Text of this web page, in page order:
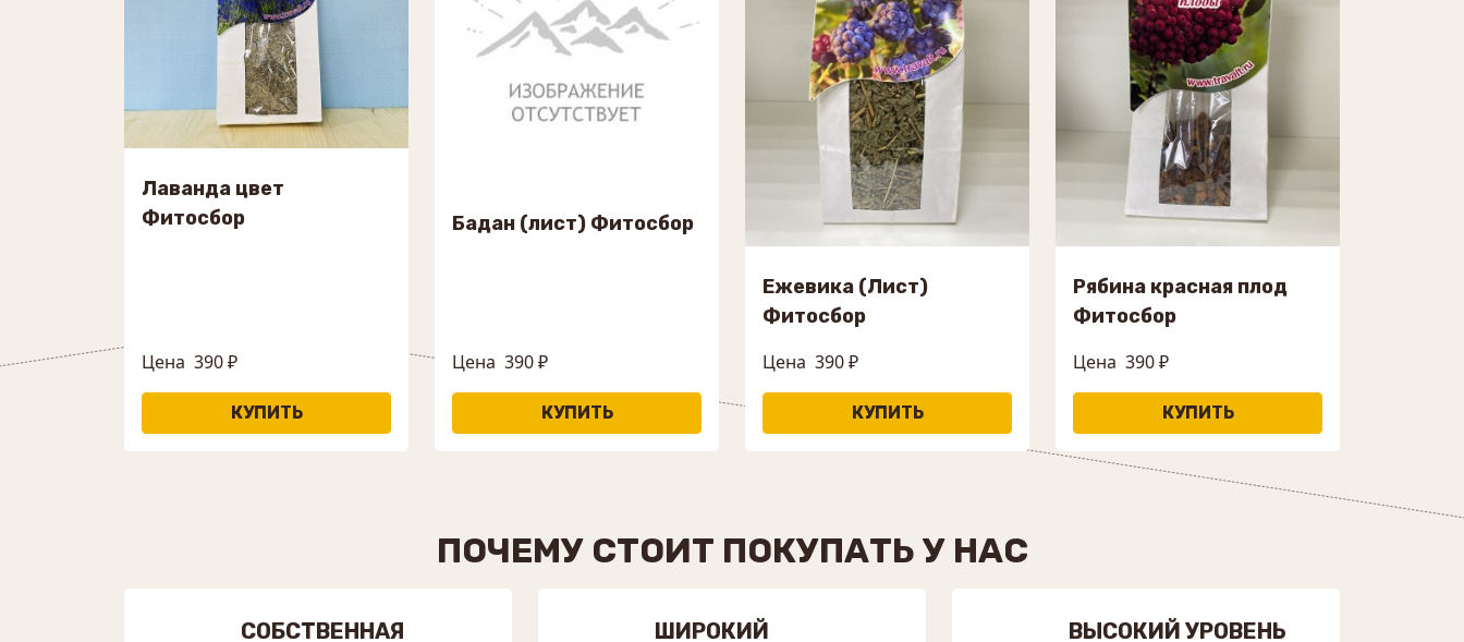
Лаванда цвет
Фитосбор
Цена 390 ₽
Бадан (лист) Фитосбор
Цена 390 ₽
Ежевика (Лист)
Фитосбор
Цена 390 ₽
Рябина красная плод
Фитосбор
Цена 390 ₽
ПОЧЕМУ СТОИТ ПОКУПАТЬ У НАС
СОБСТВЕННАЯ
ШИРОКИЙ
ВЫСОКИЙ УРОВЕНЬ